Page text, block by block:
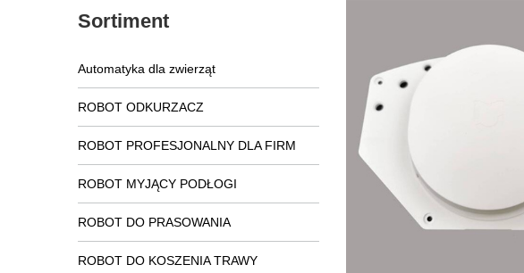
Sortiment
Automatyka dla zwierząt
ROBOT ODKURZACZ
ROBOT PROFESJONALNY DLA FIRM
ROBOT MYJĄCY PODŁOGI
ROBOT DO PRASOWANIA
ROBOT DO KOSZENIA TRAWY